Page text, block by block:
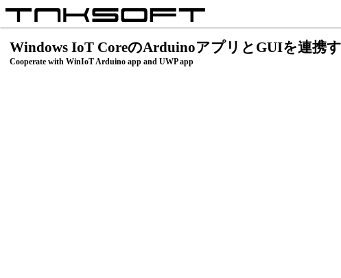
Windows IoT CoreのArduinoアプリとGUIを連携
Cooperate with WinIoT Arduino app and UWP app